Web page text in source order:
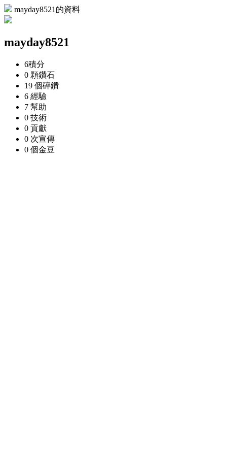
mayday8521的資料
mayday8521
6積分
0 顆鑽石
19 個碎鑽
6 經驗
7 幫助
0 技術
0 貢獻
0 次宣傳
0 個金豆